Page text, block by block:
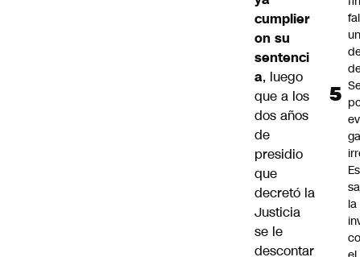
cumplier
on su
sentenci
a, luego
que a los
dos años
de
presidio
que
decretó la
Justicia
se le
descontar
la